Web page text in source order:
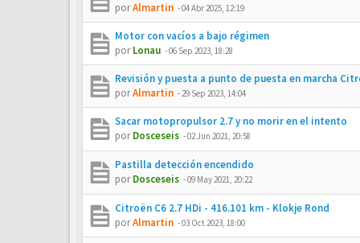
porAlmartin -04 Abr 2025, 12:19
Motor con vacíos a bajo régimen
porLonau -06 Sep 2023, 18:28
Revisión y puesta a punto de puesta en marcha
porAlmartin -29 Sep 2023, 14:04
Sacar motopropulsor 2.7 y no morir en el intento
porDosceseis -02 Jun 2021, 20:58
Pastilla detección encendido
porDosceseis -09 May 2021, 20:22
Citroën C6 2.7 HDi - 416.101 km - Klokje Rond
porAlmartin -03 Oct 2023, 18:00